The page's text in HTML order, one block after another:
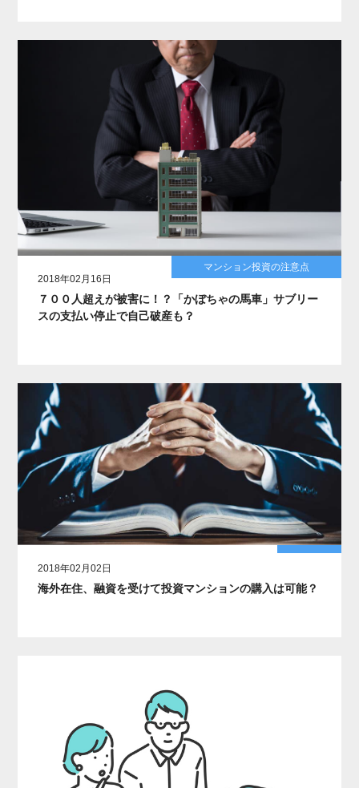
マンション投資の注意点
2018年02月16日
７００人超えが被害に！？「かぼちゃの馬車」サブリー
スの支払い停止で自己破産も？
2018年02月02日
海外在住、融資を受けて投資マンションの購入は可能？